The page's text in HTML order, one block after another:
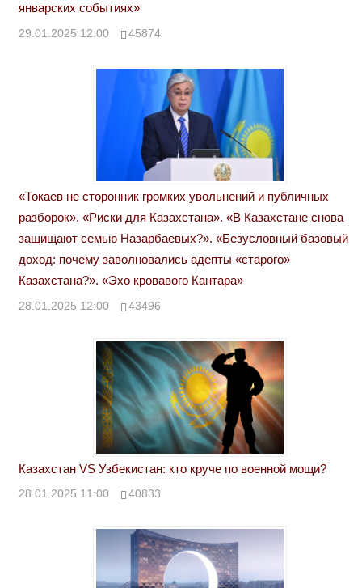
январских событиях»
29.01.2025 12:00 45874
«Токаев не сторонник громких увольнений и публичных
разборок». «Риски для Казахстана». «В Казахстане снова
защищают семью Назарбаевых?». «Безусловный базовый
доход: почему заволновались адепты «старого»
Казахстана?». «Эхо кровавого Кантара»
28.01.2025 12:00 43496
Казахстан VS Узбекистан: кто круче по военной мощи?
28.01.2025 11:00 40833